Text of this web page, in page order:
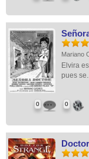
Mariano
Elvira
pues
0 0